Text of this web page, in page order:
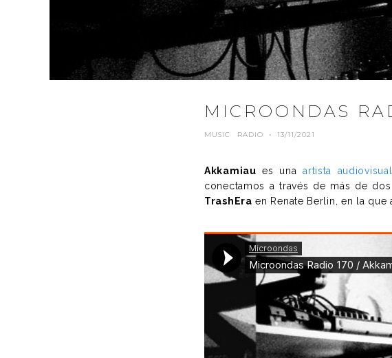
MICROONDAS
MUSIC RADIO · 13/11/2021
Akkamiau es unaartista
conectamos a través de más de
TrashEra en Renate Berlin, en la que